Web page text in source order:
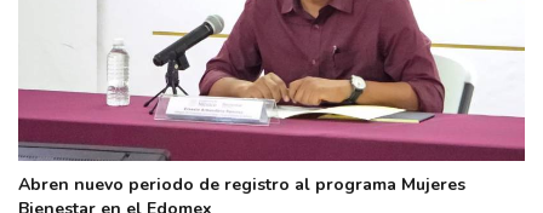
Abren nuevo periodo de registro al programa Mujeres